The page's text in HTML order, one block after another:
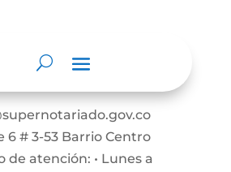
Contacto
3134735106 Correo
6 # 3-53 Barrio Centro
de atención: • Lunes a